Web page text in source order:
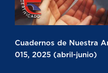
Cuadernos de Nuestra
015, 2025 (abril-junio)